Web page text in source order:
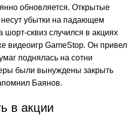
обновляется. Открытые
убытки на падающем
сквиз случился в акциях
видеоигр GameStop. Он привел
поднялась на сотни
были вынуждены закрыть
Баянов.
в акции